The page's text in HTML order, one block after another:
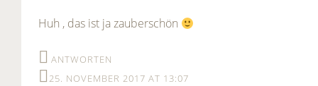
Huh , das ist ja zauberschön
ANTWORTEN
25. NOVEMBER 2017 AT 13:07